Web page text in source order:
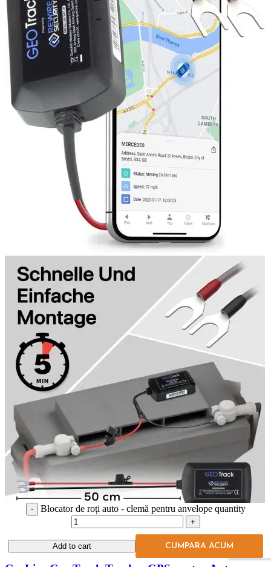
Blocator de roți auto - clemă pentru anvelope quantity
Add to cart CUMPARA ACUM
Add to wishlist